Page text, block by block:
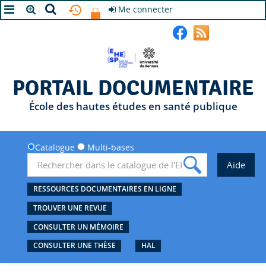
Me connecter
PORTAIL DOCUMENTAIRE
École des hautes études en santé publique
Catalogue Multi-bases
RESSOURCES DOCUMENTAIRES EN LIGNE
TROUVER UNE REVUE
CONSULTER UN MÉMOIRE
CONSULTER UNE THÈSE
HAL